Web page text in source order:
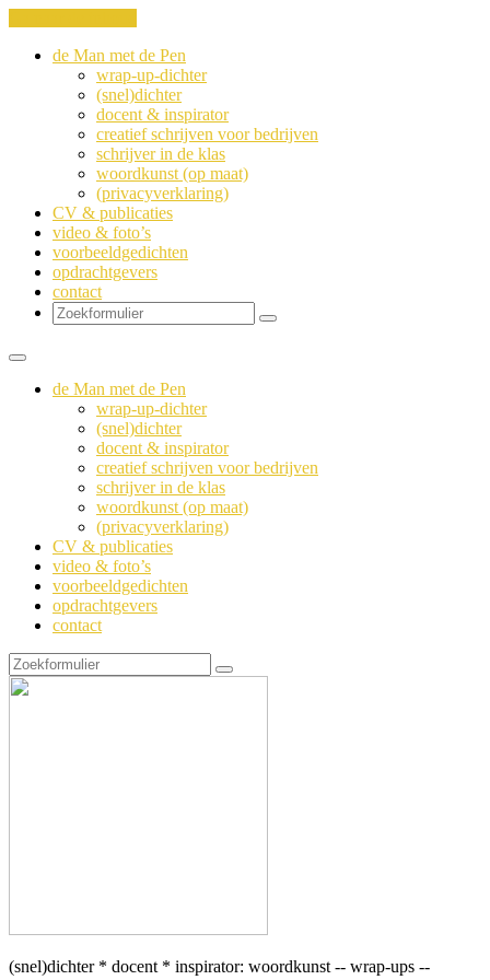
de Man met de Pen
wrap-up-dichter
(snel)dichter
docent & inspirator
creatief schrijven voor bedrijven
schrijver in de klas
woordkunst (op maat)
(privacyverklaring)
CV & publicaties
video & foto’s
voorbeeldgedichten
opdrachtgevers
contact
Zoeken
de Man met de Pen
wrap-up-dichter
(snel)dichter
docent & inspirator
creatief schrijven voor bedrijven
schrijver in de klas
woordkunst (op maat)
(privacyverklaring)
CV & publicaties
video & foto’s
voorbeeldgedichten
opdrachtgevers
contact
Zoeken
(snel)dichter * docent * inspirator: woordkunst -- wrap-ups --